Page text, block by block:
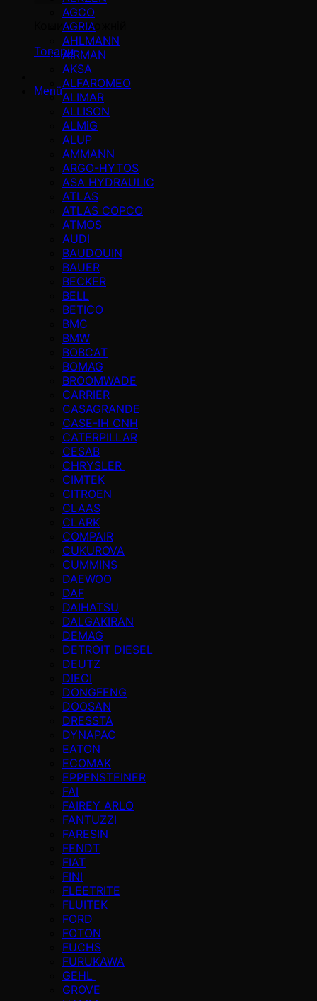
Кошик порожній
Товари
Menü
AGCO
AGRIA
AHLMANN
AIRMAN
AKSA
ALFAROMEO
ALIMAR
ALLISON
ALMiG
ALUP
AMMANN
ARGO-HYTOS
ASA HYDRAULIC
ATLAS
ATLAS COPCO
ATMOS
AUDI
BAUDOUIN
BAUER
BECKER
BELL
BETICO
BMC
BMW
BOBCAT
BOMAG
BROOMWADE
CARRIER
CASAGRANDE
CASE-IH CNH
CATERPILLAR
CESAB
CHRYSLER
CIMTEK
CITROEN
CLAAS
CLARK
COMPAIR
CUKUROVA
CUMMINS
DAEWOO
DAF
DAIHATSU
DALGAKIRAN
DEMAG
DETROIT DIESEL
DEUTZ
DIECI
DONGFENG
DOOSAN
DRESSTA
DYNAPAC
EATON
ECOMAK
EPPENSTEINER
FAI
FAIREY ARLO
FANTUZZI
FARESIN
FENDT
FIAT
FINI
FLEETRITE
FLUITEK
FORD
FOTON
FUCHS
FURUKAWA
GEHL
GROVE